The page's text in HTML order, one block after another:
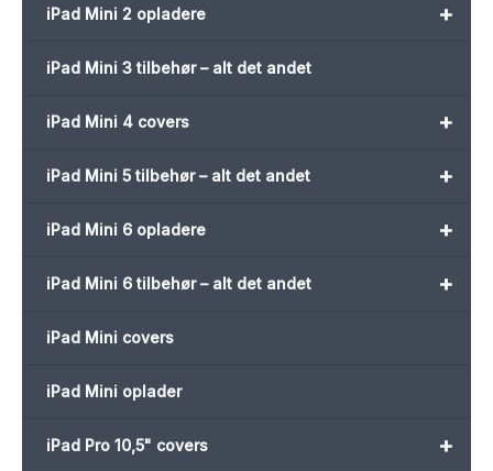
+
iPad Mini 2 opladere
iPad Mini 3 tilbehør – alt det andet
+
iPad Mini 4 covers
+
iPad Mini 5 tilbehør – alt det andet
+
iPad Mini 6 opladere
+
iPad Mini 6 tilbehør – alt det andet
iPad Mini covers
iPad Mini oplader
+
iPad Pro 10,5" covers